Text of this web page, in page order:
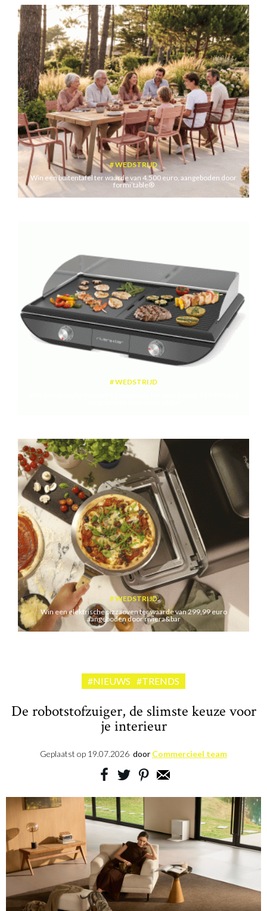
WEDSTRIJD
Win een buitentafel ter waarde van 4.500 euro, aangeboden door
formi’table®
WEDSTRIJD
WEDSTRIJD
Win een elektrische pizzaoven ter waarde van 299,99 euro
aangeboden door riviera&bar
#NIEUWS #TRENDS
De robotstofzuiger, de slimste keuze voor
je interieur
Geplaatst op 19.07.2026 door Commercieel team